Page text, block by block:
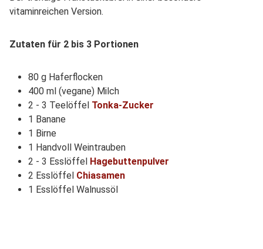
vitaminreichen Version.
Zutaten für 2 bis 3 Portionen
80 g Haferflocken
400 ml (vegane) Milch
2 - 3 Teelöffel Tonka-Zucker
1 Banane
1 Birne
1 Handvoll Weintrauben
2 - 3 Esslöffel
Hagebuttenpulver
2 Esslöffel Chiasamen
1 Esslöffel Walnussöl